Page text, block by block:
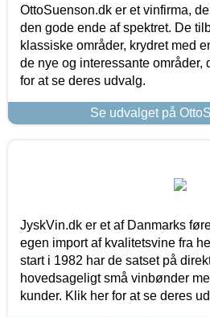
OttoSuenson.dk er et vinfirma,
den gode ende af spektret. De
klassiske områder, krydret med
de nye og interessante områder,
for at se deres udvalg.
Se udvalget på
JyskVin.dk er et af Danmarks
egen import af kvalitetsvine fra
start i 1982 har de satset på
hovedsageligt små vinbønder
kunder. Klik her for at se deres